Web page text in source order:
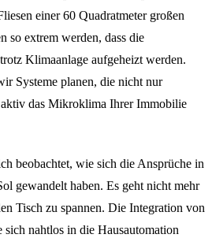
einer 60 Quadratmeter großen
so extrem werden, dass die
Klimaanlage aufgeheizt werden.
Systeme planen, die nicht nur
aktiv das Mikroklima Ihrer Immobilie
beobachtet, wie sich die Ansprüche in
gewandelt haben. Es geht nicht mehr
Tisch zu spannen. Die Integration von
sich nahtlos in die Hausautomation